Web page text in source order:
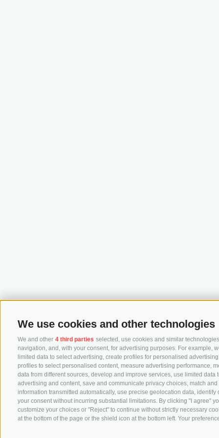
We use cookies and other technologies
We and other 4 third parties selected, use cookies and similar
navigation, and, with your consent, for advertising purposes. For example,
limited data to select advertising, create profiles for personalised
profiles to select personalised content, measure advertising performance,
data from different sources, develop and improve services, use limited
advertising and content, save and communicate privacy choices, match
information transmitted automatically, use precise geolocation data,
your consent without incurring substantial limitations. By clicking "I agree"
customize your choices or "Reject" to continue without strictly necessary
at the bottom of the page or the shield icon at the bottom left. Your